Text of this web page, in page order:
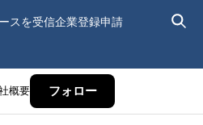
スを受信企業登録申請
概要 フォロー